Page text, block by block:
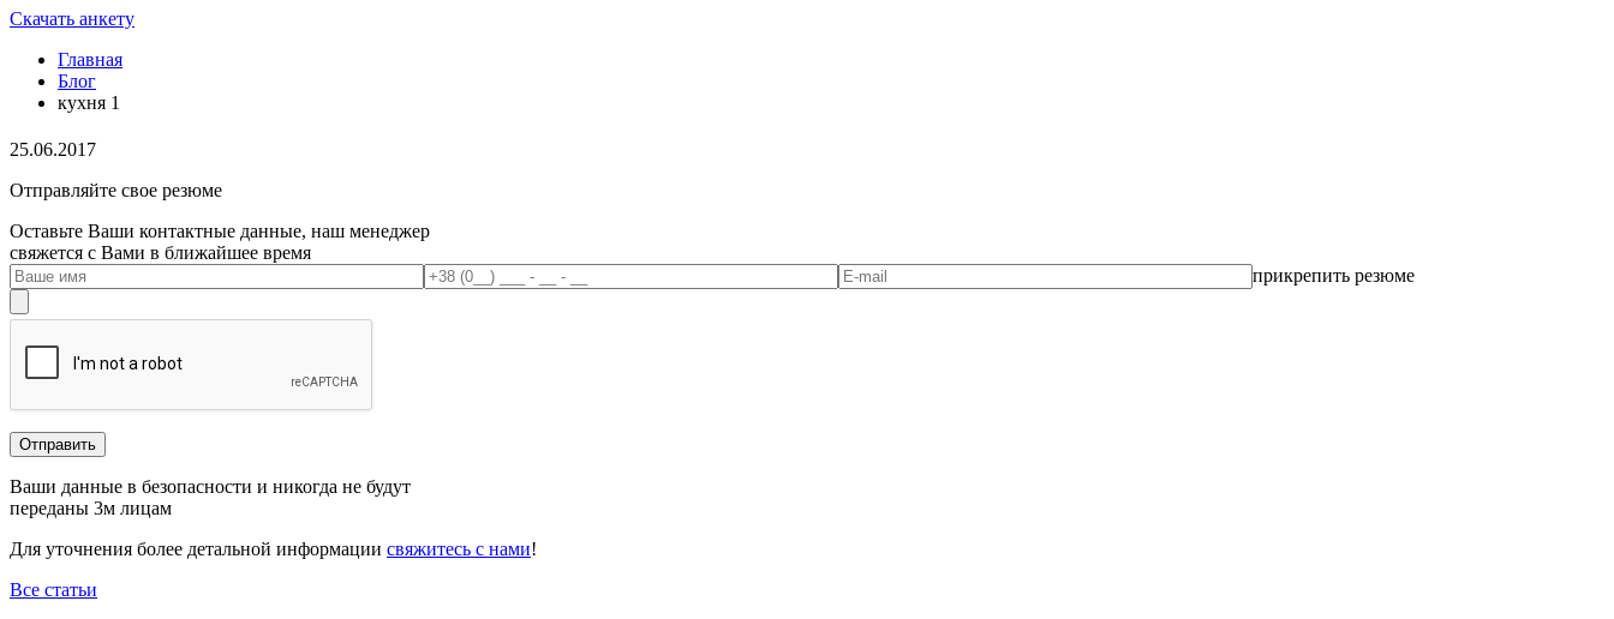
Скачать анкету
Главная
Блог
кухня 1
25.06.2017
Отправляйте свое резюме
Оставьте Ваши контактные данные, наш менеджер
свяжется с Вами в ближайшее время
прикрепить резюме
Ваши данные в безопасности и никогда не будут
переданы 3м лицам
Для уточнения более детальной информации свяжитесь с нами!
Все статьи